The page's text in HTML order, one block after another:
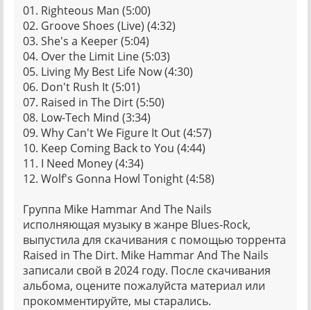
01. Righteous Man (5:00)
02. Groove Shoes (Live) (4:32)
03. She's a Keeper (5:04)
04. Over the Limit Line (5:03)
05. Living My Best Life Now (4:30)
06. Don't Rush It (5:01)
07. Raised in The Dirt (5:50)
08. Low-Tech Mind (3:34)
09. Why Can't We Figure It Out (4:57)
10. Keep Coming Back to You (4:44)
11. I Need Money (4:34)
12. Wolf's Gonna Howl Tonight (4:58)
Группа Mike Hammar And The Nails
исполняющая музыку в жанре Blues-Rock,
выпустила для скачивания с помощью торрента
Raised in The Dirt. Mike Hammar And The Nails
записали свой в 2024 году. После скачивания
альбома, оцените пожалуйста материал или
прокомментируйте, мы старались.